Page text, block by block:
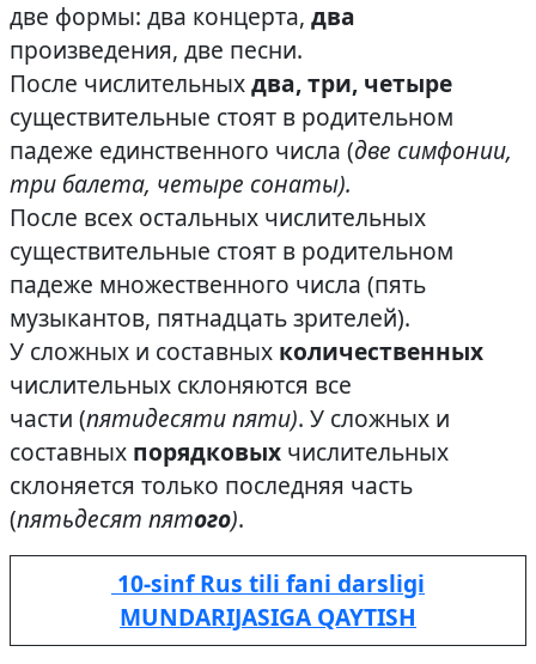
две формы: два концерта, два
произведения, две песни.
После числительныхдва, три, четыре
существительные стоят в родительном
падеже единственного числа (две симфонии,
три балета, четыре сонаты).
После всех остальных числительных
существительные стоят в родительном
падеже множественного числа (пять
музыкантов, пятнадцать зрителей).
У сложных и составных количественных
числительных склоняются все
части (пятидесяти пяти). У сложных и
составных порядковых числительных
склоняется только последняя часть
(пятьдесят пятого).
10-sinf Rus tili fani darsligi
MUNDARIJASIGA QAYTISH